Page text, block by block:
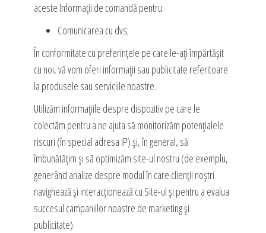
aceste Informații de comandă pentru:
Comunicarea cu dvs;
În conformitate cu preferințele pe care le-ați împărtășit
cu noi, vă vom oferi informații sau publicitate referitoare
la produsele sau serviciile noastre.
Utilizăm informațiile despre dispozitiv pe care le
colectăm pentru a ne ajuta să monitorizăm potențialele
riscuri (în special adresa IP) și, în general, să
îmbunătățim și să optimizăm site-ul nostru (de exemplu,
generând analize despre modul în care clienții noștri
navighează și interacționează cu Site-ul și pentru a evalua
succesul campaniilor noastre de marketing și
publicitate).